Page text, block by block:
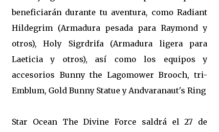
beneficiarán durante tu aventura, como Radiant
Hildegrim (Armadura pesada para Raymond y
otros), Holy Sigrdrifa (Armadura ligera para
Laeticia y otros), así como los equipos y
accesorios Bunny the Lagomower Brooch, tri-
Emblum, Gold Bunny Statue y Andvaranaut's Ring
Star Ocean The Divine Force saldrá el 27 de